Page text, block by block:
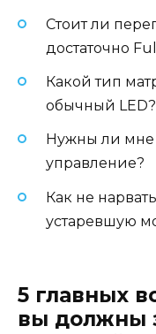
Стоит ли
достаточно
Какой тип
обычный LED?
Нужны ли мне
управление?
Как не
устаревшую
5 главных
вы должны